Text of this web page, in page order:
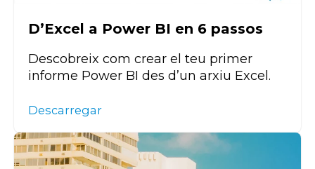
D’Excel a Power BI en 6 passos
Descobreix com crear el teu primer
informe Power BI des d’un arxiu Excel.
Descarregar